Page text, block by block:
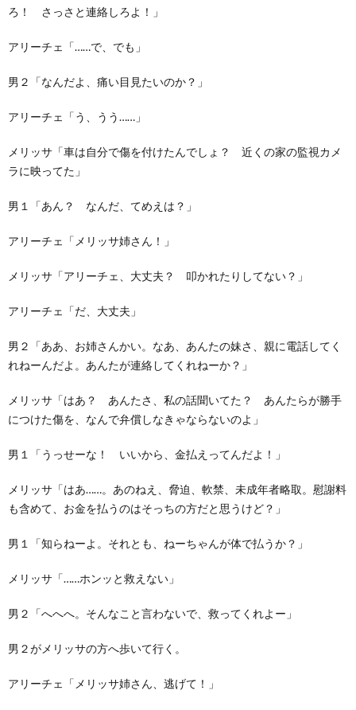
ろ！ さっさと連絡しろよ！」
アリーチェ「……で、でも」
男２「なんだよ、痛い目見たいのか？」
アリーチェ「う、うう……」
メリッサ「車は自分で傷を付けたんでしょ？ 近くの家の監視カメ
ラに映ってた」
男１「あん？ なんだ、てめえは？」
アリーチェ「メリッサ姉さん！」
メリッサ「アリーチェ、大丈夫？ 叩かれたりしてない？」
アリーチェ「だ、大丈夫」
男２「ああ、お姉さんかい。なあ、あんたの妹さ、親に電話してく
れねーんだよ。あんたが連絡してくれねーか？」
メリッサ「はあ？ あんたさ、私の話聞いてた？ あんたらが勝手
につけた傷を、なんで弁償しなきゃならないのよ」
男１「うっせーな！ いいから、金払えってんだよ！」
メリッサ「はあ……。あのねえ、脅迫、軟禁、未成年者略取。慰謝料
も含めて、お金を払うのはそっちの方だと思うけど？」
男１「知らねーよ。それとも、ねーちゃんが体で払うか？」
メリッサ「……ホンッと救えない」
男２「へへへ。そんなこと言わないで、救ってくれよー」
男２がメリッサの方へ歩いて行く。
アリーチェ「メリッサ姉さん、逃げて！」